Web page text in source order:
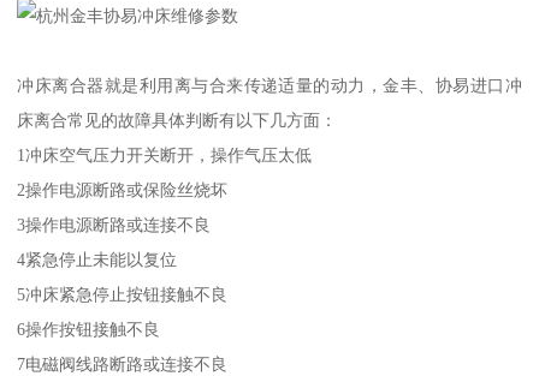
冲床离合器就是利用离与合来传递适量的动力，金丰、协易进口冲
床离合常见的故障具体判断有以下几方面：
1冲床空气压力开关断开，操作气压太低
2操作电源断路或保险丝烧坏
3操作电源断路或连接不良
4紧急停止未能以复位
5冲床紧急停止按钮接触不良
6操作按钮接触不良
7电磁阀线路断路或连接不良